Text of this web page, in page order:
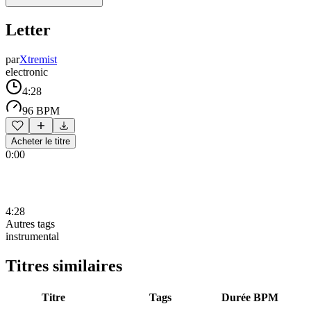
Letter
parXtremist
electronic
4:28
96 BPM
Acheter le titre
0:00
4:28
Autres tags
instrumental
Titres similaires
Titre Tags Durée BPM